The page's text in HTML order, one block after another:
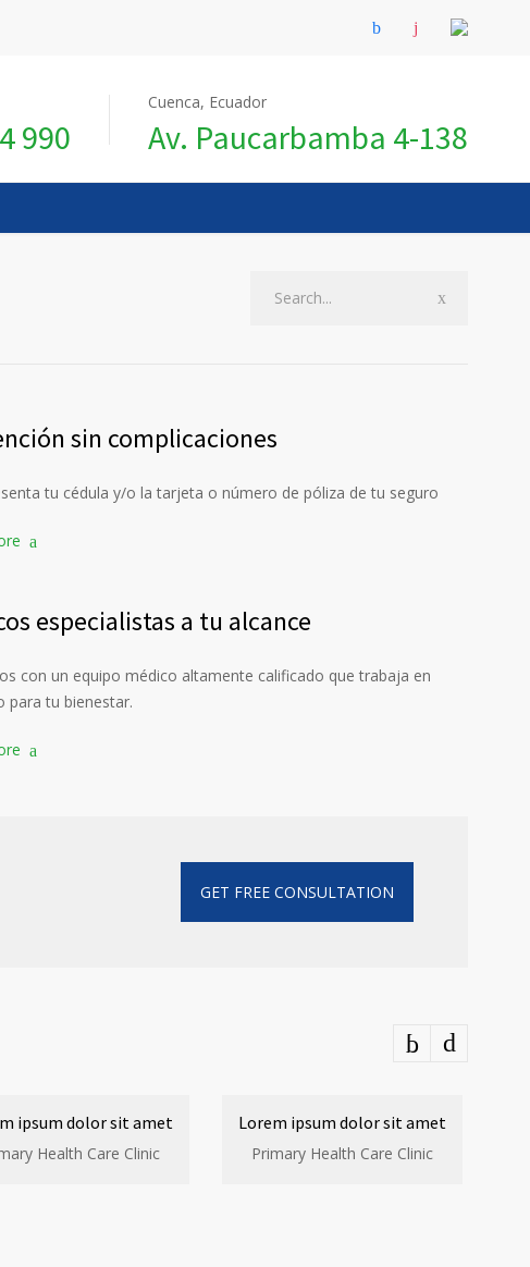
990
Cuenca, Ecuador
Av. Paucarbamba 4-138
sin complicaciones
tu cédula y/o la tarjeta o número de póliza de tu seguro
especialistas a tu alcance
con un equipo médico altamente calificado que trabaja en
para tu bienestar.
GET FREE CONSULTATION
ipsum dolor sit amet
Health Care Clinic
Lorem ipsum dolor sit amet
Primary Health Care Clinic